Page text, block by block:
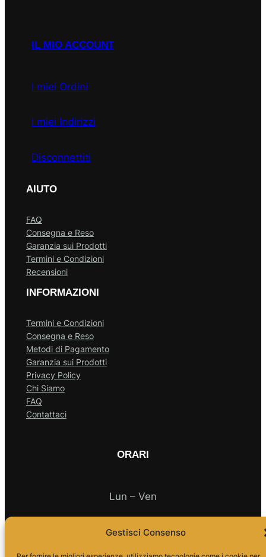
Gestisci Consenso
IL MIO ACCOUNT
I miei Ordini
I miei Indirizzi
Disconnettiti
AIUTO
FAQ
Consegna e Reso
Garanzia sui Prodotti
Termini e Condizioni
Recensioni
INFORMAZIONI
Termini e Condizioni
Consegna e Reso
Metodi di Pagamento
Garanzia sui Prodotti
Privacy Policy
Chi Siamo
FAQ
Contattaci
ORARI
Lun – Ven
10.00 – 18.00